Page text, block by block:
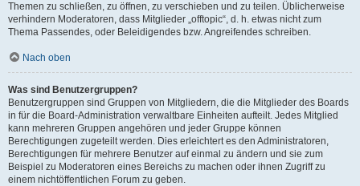
Themen zu schließen, zu öffnen, zu verschieben und zu teilen. Üblicherweise
verhindern Moderatoren, dass Mitglieder „offtopic“, d. h. etwas nicht zum
Thema Passendes, oder Beleidigendes bzw. Angreifendes schreiben.
Nach oben
Was sind Benutzergruppen?
Benutzergruppen sind Gruppen von Mitgliedern, die die Mitglieder des Boards
in für die Board-Administration verwaltbare Einheiten aufteilt. Jedes Mitglied
kann mehreren Gruppen angehören und jeder Gruppe können
Berechtigungen zugeteilt werden. Dies erleichtert es den Administratoren,
Berechtigungen für mehrere Benutzer auf einmal zu ändern und sie zum
Beispiel zu Moderatoren eines Bereichs zu machen oder ihnen Zugriff zu
einem nichtöffentlichen Forum zu geben.